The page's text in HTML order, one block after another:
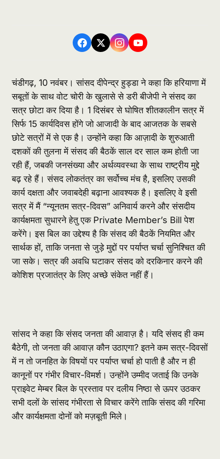
चंडीगढ़, 10 नवंबर। सांसद दीपेन्द्र हुड्डा ने कहा कि हरियाणा में
सबूतों के साथ वोट चोरी के खुलासे से डरी बीजेपी ने संसद का
सत्र छोटा कर दिया है। 1 दिसंबर से घोषित शीतकालीन सत्र में
सिर्फ 15 कार्यदिवस होंगे जो आजादी के बाद आजतक के सबसे
छोटे सत्रों में से एक है। उन्होंने कहा कि आज़ादी के शुरुआती
दशकों की तुलना में संसद की बैठकें साल दर साल कम होती जा
रही हैं, जबकी जनसंख्या और अर्थव्यवस्था के साथ राष्ट्रीय मुद्दे
बढ़ रहे हैं। संसद लोकतंत्र का सर्वोच्च मंच है, इसलिए उसकी
कार्य दक्षता और जवाबदेही बढ़ाना आवश्यक है। इसलिए वे इसी
सत्र में मैं “न्यूनतम सत्र-दिवस” अनिवार्य करने और संसदीय
कार्यक्षमता सुधारने हेतु एक Private Member’s Bill पेश
करेंगे। इस बिल का उद्देश्य है कि संसद की बैठकें नियमित और
सार्थक हों, ताकि जनता से जुड़े मुद्दों पर पर्याप्त चर्चा सुनिश्चित की
जा सके। सत्र की अवधि घटाकर संसद को दरकिनार करने की
कोशिश प्रजातंत्र के लिए अच्छे संकेत नहीं हैं।
सांसद ने कहा कि संसद जनता की आवाज़ है। यदि संसद ही कम
बैठेगी, तो जनता की आवाज़ कौन उठाएगा? इतने कम सत्र-दिवसों
में न तो जनहित के विषयों पर पर्याप्त चर्चा हो पाती है और न ही
कानूनों पर गंभीर विचार-विमर्श। उन्होंने उम्मीद जताई कि उनके
प्राइवेट मेम्बर बिल के प्रस्ताव पर दलीय निष्ठा से ऊपर उठकर
सभी दलों के सांसद गंभीरता से विचार करेंगे ताकि संसद की गरिमा
और कार्यक्षमता दोनों को मज़बूती मिले।